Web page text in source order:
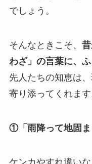
でしょう。
そんなときこそ、
わざ」の言葉に、
先人たちの知恵は
寄り添ってくれます
①「雨降って地固ま